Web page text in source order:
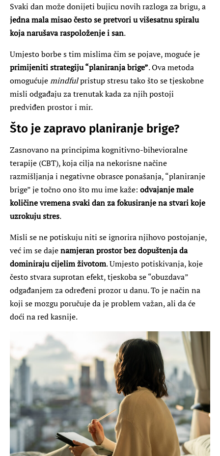
Svaki dan može donijeti bujicu novih razloga za brigu, a
jedna mala misao često se pretvori u višesatnu spiralu
koja narušava raspoloženje i san.
Umjesto borbe s tim mislima čim se pojave, moguće je
primijeniti strategiju “planiranja brige”. Ova metoda
omogućujemindfulpristup stresu tako što se tjeskobne
misli odgađaju za trenutak kada za njih postoji
predviđen prostor i mir.
Što je zapravo planiranje brige?
Zasnovano na principima kognitivno-bihevioralne
terapije (CBT), koja cilja na nekorisne načine
razmišljanja i negativne obrasce ponašanja, “planiranje
brige” je točno ono što mu ime kaže: odvajanje male
količine vremena svaki dan za fokusiranje na stvari koje
uzrokuju stres.
Misli se ne potiskuju niti se ignorira njihovo postojanje,
već im se dajenamjeran prostor bez dopuštenja da
dominiraju cijelim životom. Umjesto potiskivanja, koje
često stvara suprotan efekt, tjeskoba se “obuzdava”
odgađanjem za određeni prozor u danu. To je način na
koji se mozgu poručuje da je problem važan, ali da će
doći na red kasnije.